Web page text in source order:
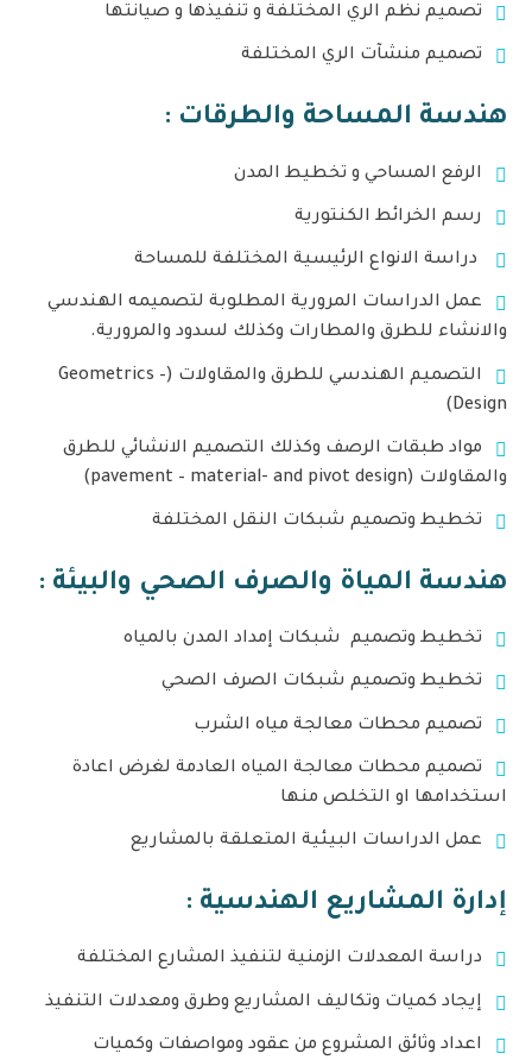
تصميم نظم الري المختلفة و تنفيذها و صيانتها
تصميم منشآت الري المختلفة
هندسة المساحة والطرقات :
الرفع المساحي و تخطيط المدن
رسم الخرائط الكنتورية
دراسة الانواع الرئيسية المختلفة للمساحة
عمل الدراسات المرورية المطلوبة لتصميمه الهندسي
والانشاء للطرق والمطارات وكذلك لسدود والمرورية.
التصميم الهندسي للطرق والمقاولات (Geometrics –
Design)
مواد طبقات الرصف وكذلك التصميم الانشائي للطرق
والمقاولات (pavement – material- and pivot design)
تخطيط وتصميم شبكات النقل المختلفة
هندسة المياة والصرف الصحي والبيئة :
تخطيط وتصميم شبكات إمداد المدن بالمياه
تخطيط وتصميم شبكات الصرف الصحي
تصميم محطات معالجة مياه الشرب
تصميم محطات معالجة المياه العادمة لغرض اعادة
استخدامها او التخلص منها
عمل الدراسات البيئية المتعلقة بالمشاريع
إدارة المشاريع الهندسية :
دراسة المعدلات الزمنية لتنفيذ المشارع المختلفة
إيجاد كميات وتكاليف المشاريع وطرق ومعدلات التنفيذ
اعداد وثائق المشروع من عقود ومواصفات وكميات